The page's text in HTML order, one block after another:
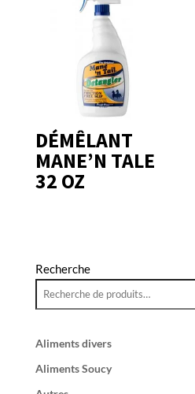
DÉMÊLANT
MANE’N TALE
32 OZ
Recherche
Aliments divers
Aliments Soucy